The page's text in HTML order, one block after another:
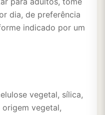
dia, de preferência
indicado por um
vegetal, sílica,
vegetal,